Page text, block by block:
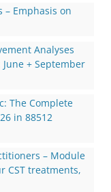
– Emphasis on
Analyses
+ September
The Complete
in 88512
– Module
CST treatments,